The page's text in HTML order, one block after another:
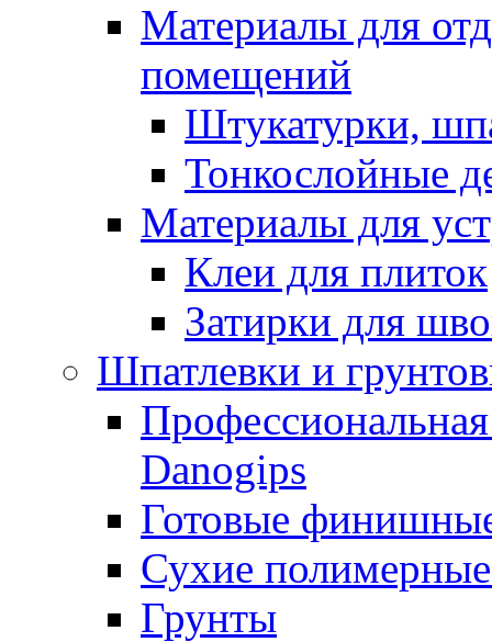
Материалы для
помещений
Штукатурки,
Тонкослойные
Материалы для
Клеи для плиток
Затирки для
Шпатлевки и
Danogips
Готовые
Сухие
Грунты